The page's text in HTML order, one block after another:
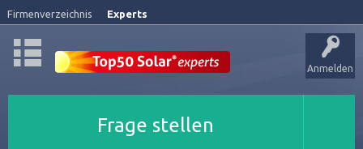
Firmenverzeichnis Experts
Anmelden
Frage stellen